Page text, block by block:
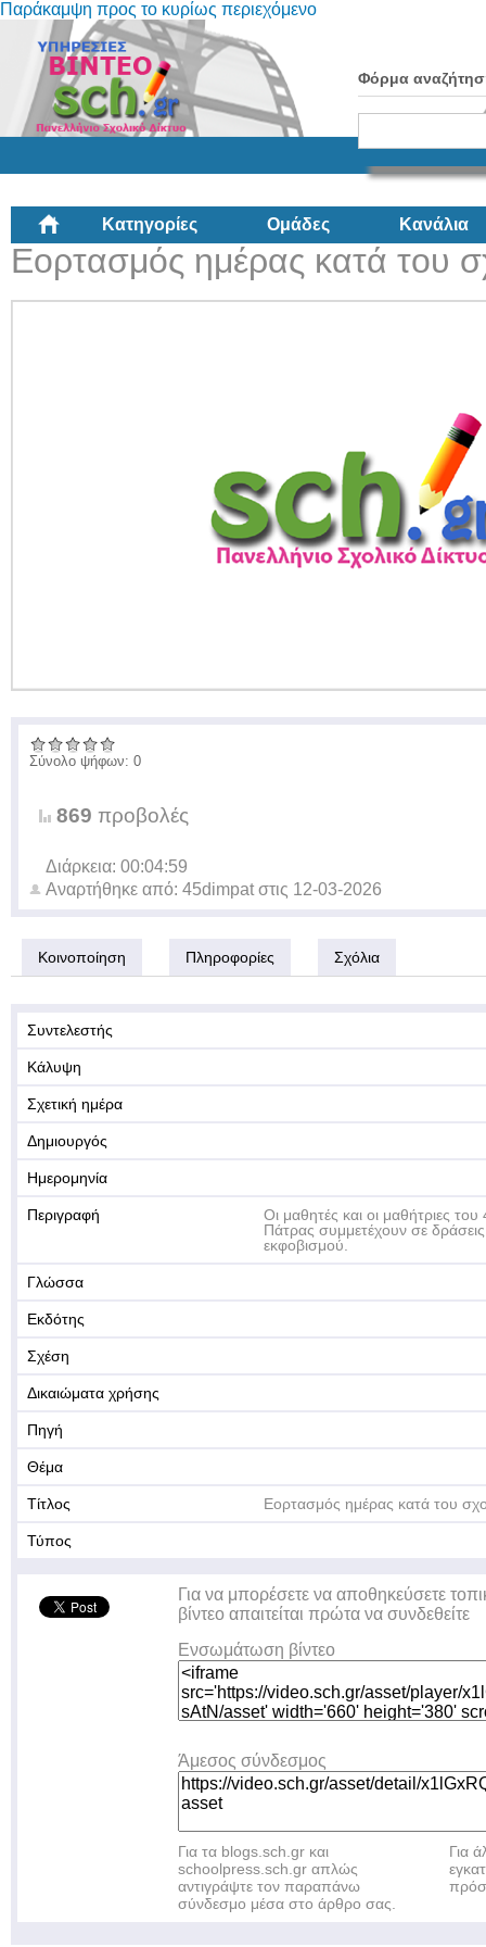
Παράκαμψη προς το κυρίως περιεχόμενο
Φόρμα
Κατηγορίες Ομάδες Κανάλια
Εορτασμός ημέρας κατά του
Σύνολο ψήφων: 0
869 προβολές
Διάρκεια: 00:04:59
Αναρτήθηκε από: 45dimpat στις 12-03-2026
Κοινοποίηση Πληροφορίες Σχόλια
Συντελεστής
Κάλυψη
Σχετική ημέρα
Δημιουργός
Ημερομηνία
Περιγραφή
Οι μαθητές και οι μαθήτριες
Πάτρας συμμετέχουν σε
εκφοβισμού.
Γλώσσα
Εκδότης
Σχέση
Δικαιώματα χρήσης
Πηγή
Θέμα
Τίτλος Εορτασμός ημέρας κατά του
Τύπος
Για να μπορέσετε να αποθηκεύσετε
βίντεο απαιτείται πρώτα να συνδεθείτε
Ενσωμάτωση βίντεο
Άμεσος σύνδεσμος
Για τα blogs.sch.gr και
schoolpress.sch.gr απλώς
αντιγράψτε τον παραπάνω
σύνδεσμο μέσα στο άρθρο σας.
Για